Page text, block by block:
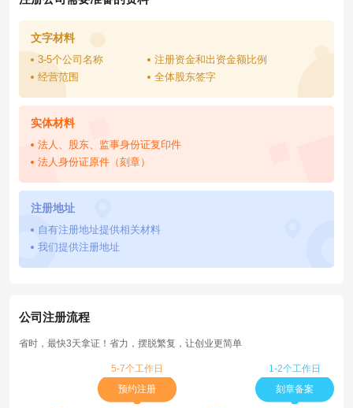
文字材料
3-5个公司名称
注册资金和出资金额比例
经营范围
全体股东签字
实体材料
法人、股东、监事身份证复印件
法人身份证原件（刻章）
注册地址
自有注册地址提供相关材料
我们提供注册地址
公司注册流程
省时，最快3天拿证！省力，摆脱繁复，让创业更简单
5-7个工作日
预约注册
1-2个工作日
刻章备案